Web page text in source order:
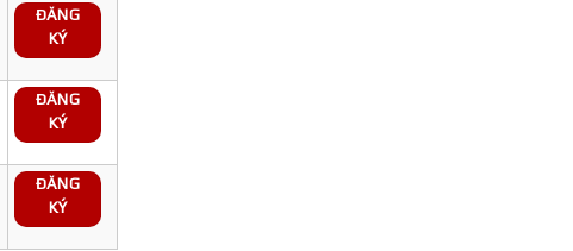
ĐĂNG
KÝ
ĐĂNG
KÝ
ĐĂNG
KÝ